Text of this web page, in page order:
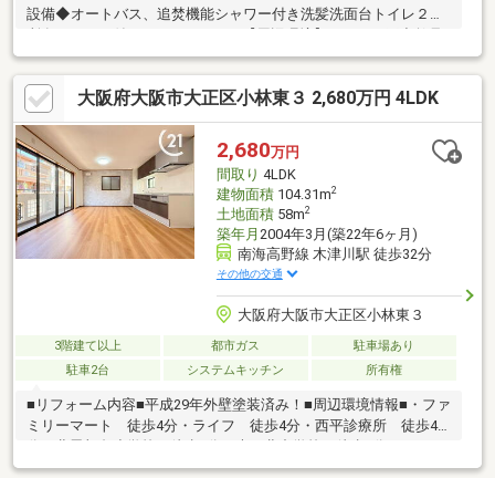
設備◆オートバス、追焚機能シャワー付き洗髪洗面台トイレ２か
橋店 徒歩１３分ファミリーマート北津守三丁目店 徒歩６分
ラ・ムー北津守店 徒歩７分 大阪市立鶴見橋中学校 徒歩９分
大阪市立北津守小学校 徒歩４分ひかり学園 徒歩２分医療法人
愛壽会愛壽記念病院 徒歩９分西成津守郵便局 徒歩６分 ※設
備修補を含む売主の契約不適合責任免責※図面と現況が異なる場
合は現況優先※掲載画像はＡＩ使用の空き家イメージ。現況居住
中の為、家具等有※掲載画※景観法
大阪府大阪市大正区小林東３ 2,680万円 4LDK
2,680万円
間取り 4LDK
建物面積104.31m2
土地面積58m2
築年月 2004年3月(築22年6ヶ月)
南海高野線 木津川駅 徒歩32分
その他の交通
大阪府大阪市大正区小林東３
3階建て以上 都市ガス
駐車場あり
駐車2台
システムキッチン 所有権
■リフォーム内容■平成29年外壁塗装済み！■周辺環境情報■・ファ
ミリーマート 徒歩4分・ライフ 徒歩4分・西平診療所 徒歩4
分・北恩加島小学校 徒歩4分・大正北中学校 徒歩5分□■センチ
ュリー21西九条店の強み■□＊此花・港・大正・西淀川の大阪ベイ